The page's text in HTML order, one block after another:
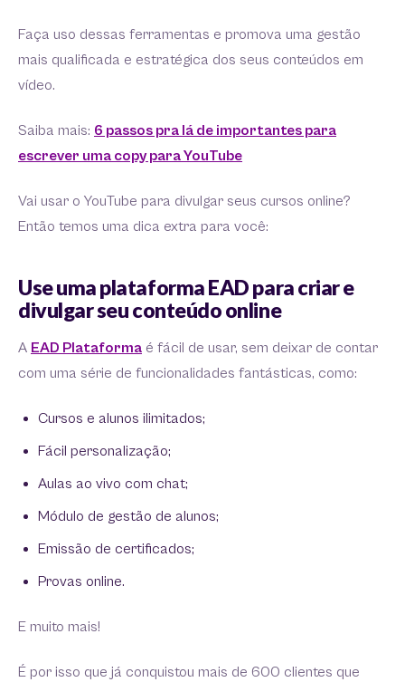
Faça uso dessas ferramentas e promova uma gestão
mais qualificada e estratégica dos seus conteúdos em
vídeo.
Saiba mais: 6 passos pra lá de importantes para
escrever uma copy para YouTube
Vai usar o YouTube para divulgar seus cursos online?
Então temos uma dica extra para você:
Use uma plataforma EAD para criar e
divulgar seu conteúdo online
A EAD Plataforma é fácil de usar, sem deixar de contar
com uma série de funcionalidades fantásticas, como:
Cursos e alunos ilimitados;
Fácil personalização;
Aulas ao vivo com chat;
Módulo de gestão de alunos;
Emissão de certificados;
Provas online.
E muito mais!
É por isso que já conquistou mais de 600 clientes que